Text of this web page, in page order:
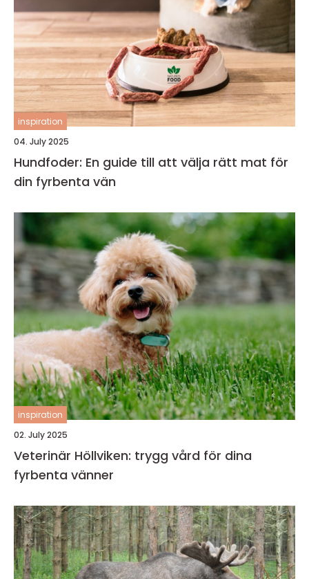
inspiration
04. July 2025
Hundfoder: En guide till att välja rätt mat för
din fyrbenta vän
inspiration
02. July 2025
Veterinär Höllviken: trygg vård för dina
fyrbenta vänner